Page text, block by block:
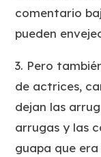
comentario
pueden
3. Pero
de actrices,
dejan las
arrugas y las
guapa que era